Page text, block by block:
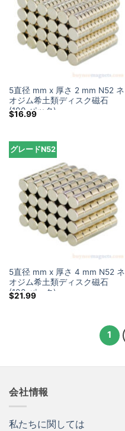
5直径 mm x 厚さ 2 mm N52 ネ
オジム希土類ディスク磁石
(100 パック)
$16.99
グレードN52
5直径 mm x 厚さ 4 mm N52 ネ
オジム希土類ディスク磁石
(100 パック)
$21.99
1
会社情報
私たちに関しては